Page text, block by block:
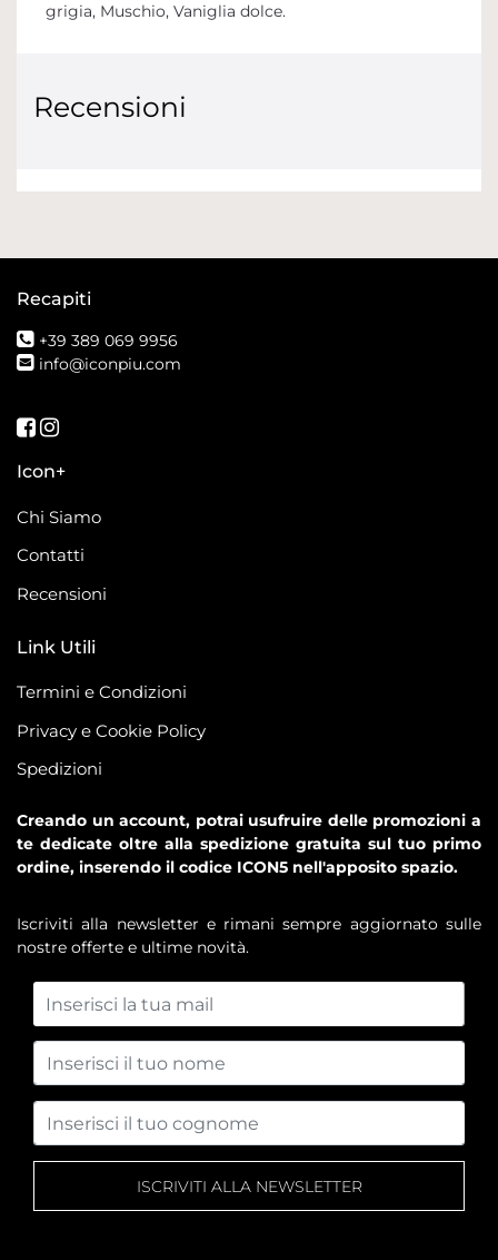
grigia, Muschio, Vaniglia dolce.
Recensioni
Recapiti
+39 389 069 9956
info@iconpiu.com
Seguici su Facebook
Seguici su Instagram
Icon+
Chi Siamo
Contatti
Recensioni
Link Utili
Termini e Condizioni
Privacy e Cookie Policy
Spedizioni
Creando un account, potrai usufruire delle promozioni a
te dedicate oltre alla spedizione gratuita sul tuo primo
ordine, inserendo il codice ICON5 nell'apposito spazio.
Iscriviti alla newsletter e rimani sempre aggiornato sulle
nostre offerte e ultime novità.